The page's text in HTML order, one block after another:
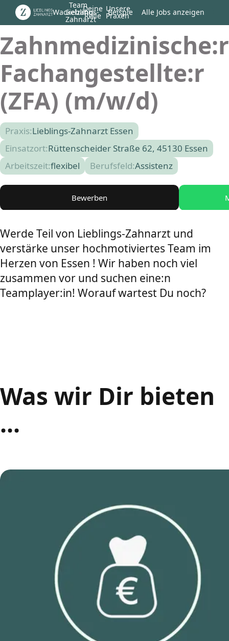
Wackelzahn
Team
Lieblings-
Zahnarzt
Deine
Rolle
Unsere
Praxen
Beispiel Alle Jobs anzeigen
Zahnmedizinische:r
Fachangestellte:r
(ZFA) (m/w/d)
Praxis:Lieblings-Zahnarzt Essen
Einsatzort:Rüttenscheider Straße 62, 45130 Essen
Arbeitszeit:flexibel Berufsfeld:Assistenz
Bewerben
Werde Teil von Lieblings-Zahnarzt und
verstärke unser hochmotiviertes Team im
Herzen von Essen ! Wir haben noch viel
zusammen vor und suchen eine:n
Teamplayer:in! Worauf wartest Du noch?
Was wir Dir bieten
...